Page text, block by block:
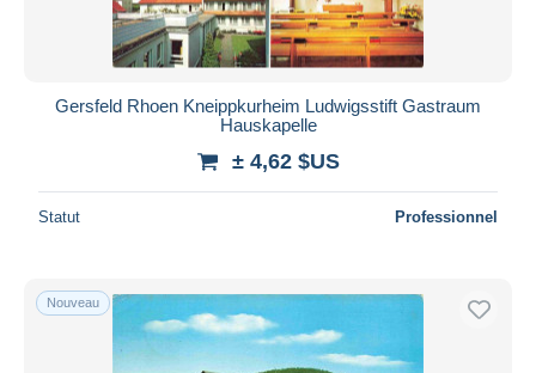
Gersfeld Rhoen Kneippkurheim Ludwigsstift Gastraum
Hauskapelle
± 4,62 $US
Statut Professionnel
Nouveau